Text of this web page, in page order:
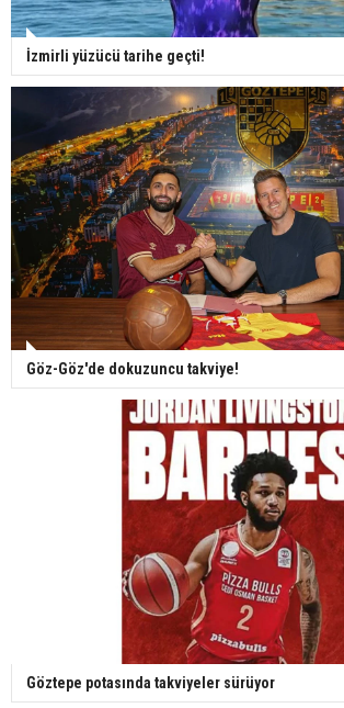
İzmirli yüzücü tarihe geçti!
Göz-Göz'de dokuzuncu takviye!
Göztepe potasında takviyeler sürüyor